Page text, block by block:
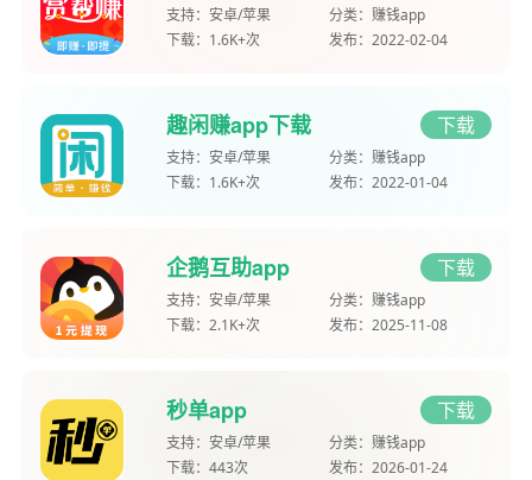
支持： 安卓/苹果 分类： 赚钱app
下载： 1.6K+次 发布： 2022-02-04
趣闲赚app下载 下载
支持： 安卓/苹果 分类： 赚钱app
下载： 1.6K+次 发布： 2022-01-04
企鹅互助app 下载
支持： 安卓/苹果 分类： 赚钱app
下载： 2.1K+次 发布： 2025-11-08
秒单app 下载
支持： 安卓/苹果 分类： 赚钱app
下载： 443次 发布： 2026-01-24